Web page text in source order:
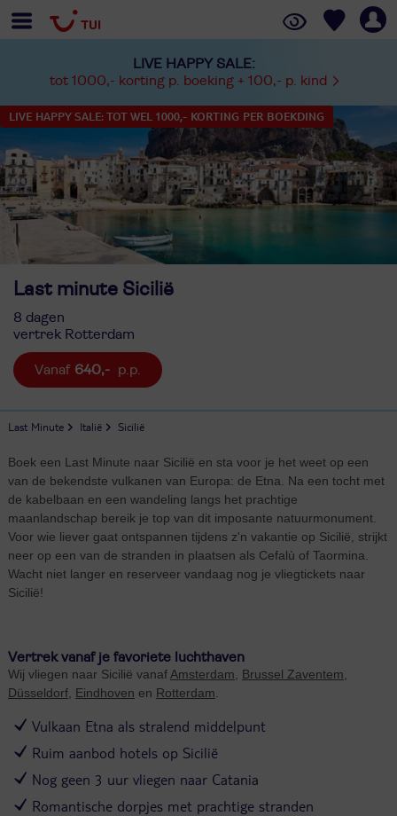
LIVE HAPPY SALE:
tot 1000,- korting p. boeking + 100,- p. kind
LIVE HAPPY SALE: TOT WEL 1000,- KORTING PER BOEKDING
Last minute Sicilië
8 dagen
vertrek Rotterdam
640,-
Last Minute Italië Sicilië
Boek een Last Minute naar Sicilië en sta voor je het weet op een
van de bekendste vulkanen van Europa: de Etna. Na een tocht met
de kabelbaan en een wandeling langs het prachtige
maanlandschap bereik je top van dit imposante natuurmonument.
Voor wie liever gaat ontspannen tijdens z'n vakantie op Sicilië, strijkt
neer op een van de stranden in plaatsen als Cefalù of Taormina.
Wacht niet langer en reserveer vandaag nog je vliegtickets naar
Sicilië!
Vertrek vanaf je favoriete luchthaven
Wij vliegen naar Sicilië vanaf Amsterdam Brussel Zaventem
Düsseldorf, Eindhoven en Rotterdam
Vulkaan Etna als stralend middelpunt
Ruim aanbod hotels op Sicilië
Nog geen 3 uur vliegen naar Catania
Romantische dorpjes met prachtige stranden